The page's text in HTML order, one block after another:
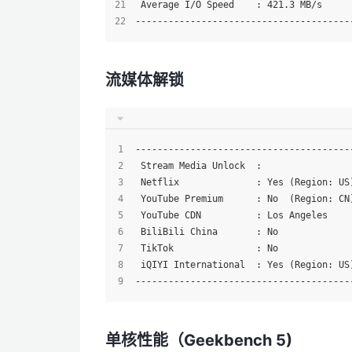
Average I/O Speed    : 421.3 MB/s
流媒体解锁
Stream Media Unlock  :
Netflix              : Yes (Region:
YouTube Premium      : No  (Region:
YouTube CDN          : Los Angeles
BiliBili China       : No
TikTok               : No
iQIYI International  : Yes (Region:
单核性能（Geekbench 5)